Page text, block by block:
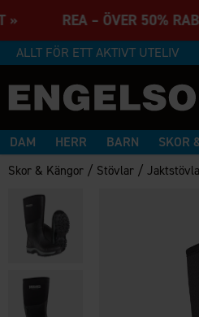
» REA – ÖVER 50%
ALLT FÖR ETT AKTIVT UTELIV
DAM HERR BARN SKOR
Skor & Kängor / Stövlar /